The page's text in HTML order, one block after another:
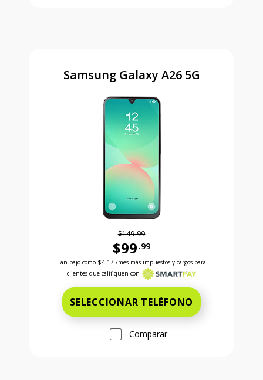
Samsung Galaxy A26 5G
$149.99
$99 .99
Antes el precio era 149 dollars and 99 cents
Tan bajo como $4.17 /mes más impuestos y cargos para
clientes que califiquen con
SELECCIONAR TELÉFONO
Comparar